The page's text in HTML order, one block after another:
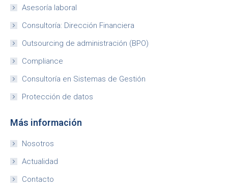
Asesoría laboral
Consultoría: Dirección Financiera
Outsourcing de administración (BPO)
Compliance
Consultoría en Sistemas de Gestión
Protección de datos
Más información
Nosotros
Actualidad
Contacto